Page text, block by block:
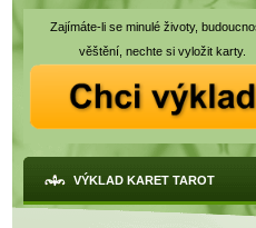
Zajímáte-li se minulé životy,
věštění, nechte si vyložit karty.
VÝKLAD KARET TAROT